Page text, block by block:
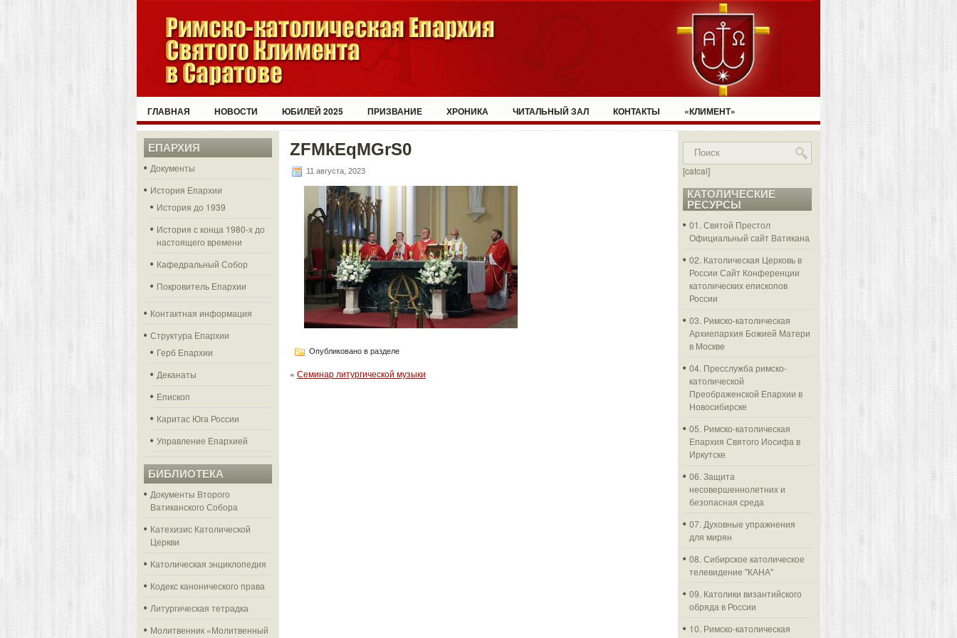
ГЛАВНАЯ НОВОСТИ ЮБИЛЕЙ 2025 ПРИЗВАНИЕ ХРОНИКА ЧИТАЛЬНЫЙ ЗАЛ КОНТАКТЫ «КЛИМЕНТ»
ЕПАРХИЯ
Документы
История Епархии
История до 1939
История с конца 1980-х до
настоящего времени
Кафедральный Собор
Покровитель Епархии
Контактная информация
Структура Епархии
Герб Епархии
Деканаты
Епископ
Каритас Юга России
Управление Епархией
БИБЛИОТЕКА
Документы Второго
Ватиканского Собора
Катехизис Католической
Церкви
Католическая энциклопедия
Кодекс канонического права
Литургическая тетрадка
Молитвенник «Молитвенный
ZFMkEqMGrS0
11 августа, 2023
Опубликовано в разделе
« Семинар литургической музыки
[catcal]
КАТОЛИЧЕСКИЕ
РЕСУРСЫ
01. Святой Престол
Официальный сайт Ватикана
02. Католическая Церковь в
России Сайт Конференции
католических епископов
России
03. Римско-католическая
Архиепархия Божией Матери
в Москве
04. Пресслужба римско-
католической
Преображенской Епархии в
Новосибирске
05. Римско-католическая
Епархия Святого Иосифа в
Иркутске
06. Защита
несовершеннолетних и
безопасная среда
07. Духовные упражнения
для мирян
08. Сибирское католическое
телевидение "КАНА"
09. Католики византийского
обряда в России
10. Римско-католическая